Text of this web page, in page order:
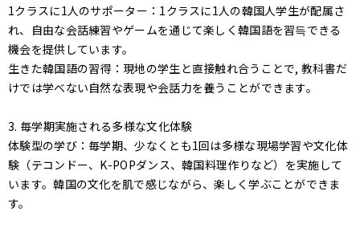
1クラスに1人のサポーター：1クラスに1人の韓国人学生が配属さ
れ、自由な会話練習やゲームを通じて楽しく韓国語を習득できる
機会を提供しています。
生きた韓国語の習得：現地の学生と直接触れ合うことで, 教科書だ
けでは学べない自然な表現や会話力を養うことができます。
3. 毎学期実施される多様な文化体験
体験型の学び：毎学期、少なくとも1回は多様な現場学習や文化体
験（テコンドー、K-POPダンス、韓国料理作りなど）を実施して
います。韓国の文化を肌で感じながら、楽しく学ぶことができま
す。